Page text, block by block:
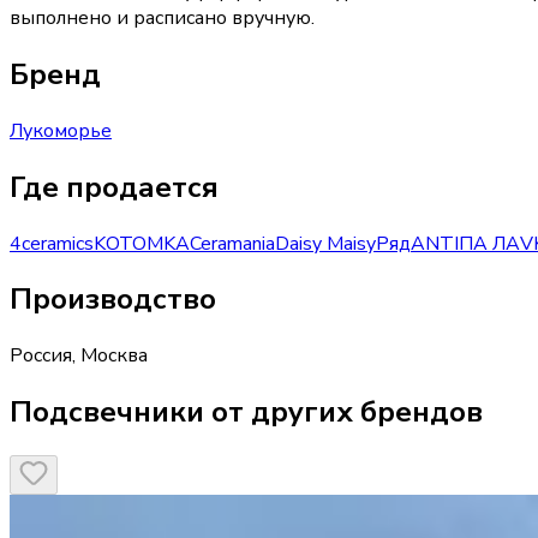
выполнено и расписано вручную.
Бренд
Лукоморье
Где продается
4ceramicsKOTOMKACeramaniaDaisy MaisyРядANTIПА
Производство
Россия, Москва
Подсвечники от других брендов